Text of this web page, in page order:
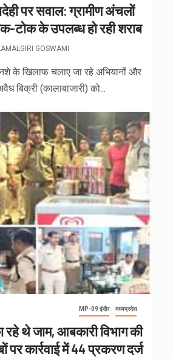
पर सवाल: ग्रामीण अंचलों
टोक के उपलब्ध हो रही शराब
GOSWAMI
के खिलाफ चलाए जा रहे अभियानों और
बिक्री (कालाबाजारी) को...
MP-09 इंदौर मध्यप्रदेश
रहे थे जाम, आबकारी विभाग की
पर कार्रवाई में 44 प्रकरण दर्ज